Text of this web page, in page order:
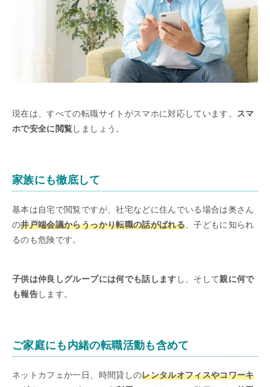
現在は、すべての転職サイトがスマホに対応しています。
スマ
ホで安全に閲覧しましょう。
家族にも徹底して
基本は自宅で閲覧ですが、社宅などに住んでいる場合は奥さん
の井戸端会議からうっかり転職の話がばれる 、子どもに知られ
るのも危険です。
子供は仲良しグループには何でも話します し、そして親に何で
も報告します。
ご家庭にも内緒の転職活動も含めて
ネットカフェか一日、時間貸しのレンタルオフィスやコワーキ